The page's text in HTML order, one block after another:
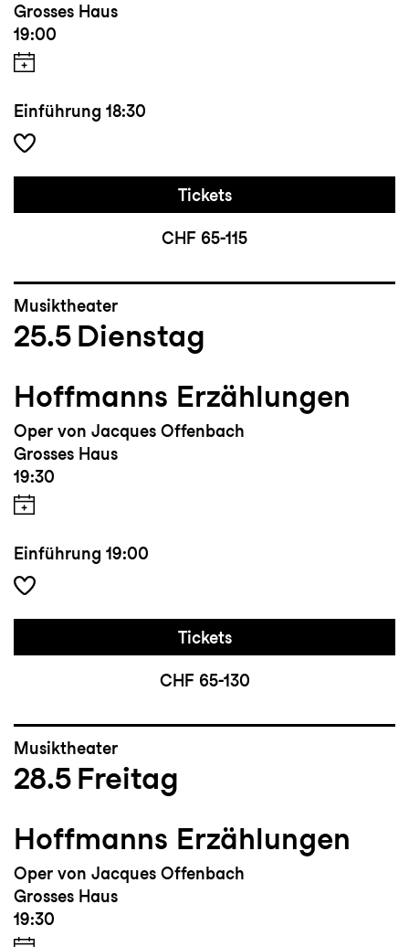
Grosses Haus
19:00
Einführung 18:30
Tickets
CHF 65-115
Musiktheater
25.5 Dienstag
Hoffmanns Erzählungen
Oper von Jacques Offenbach
Grosses Haus
19:30
Einführung 19:00
Tickets
CHF 65-130
Musiktheater
28.5 Freitag
Hoffmanns Erzählungen
Oper von Jacques Offenbach
Grosses Haus
19:30